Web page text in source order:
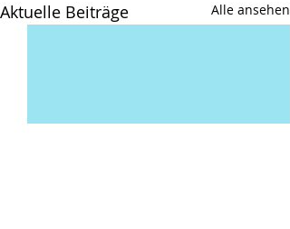
Aktuelle Beiträge Alle ansehen